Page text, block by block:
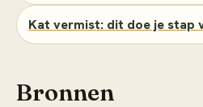
Kat vermist: dit doe je stap
Bronnen